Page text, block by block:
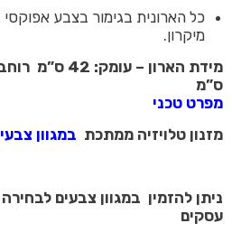
מיקרון.
ס”מ
מפרט טכני
מזנון טלויזיה ממתכת במגוון צבעי RAL
עסקים